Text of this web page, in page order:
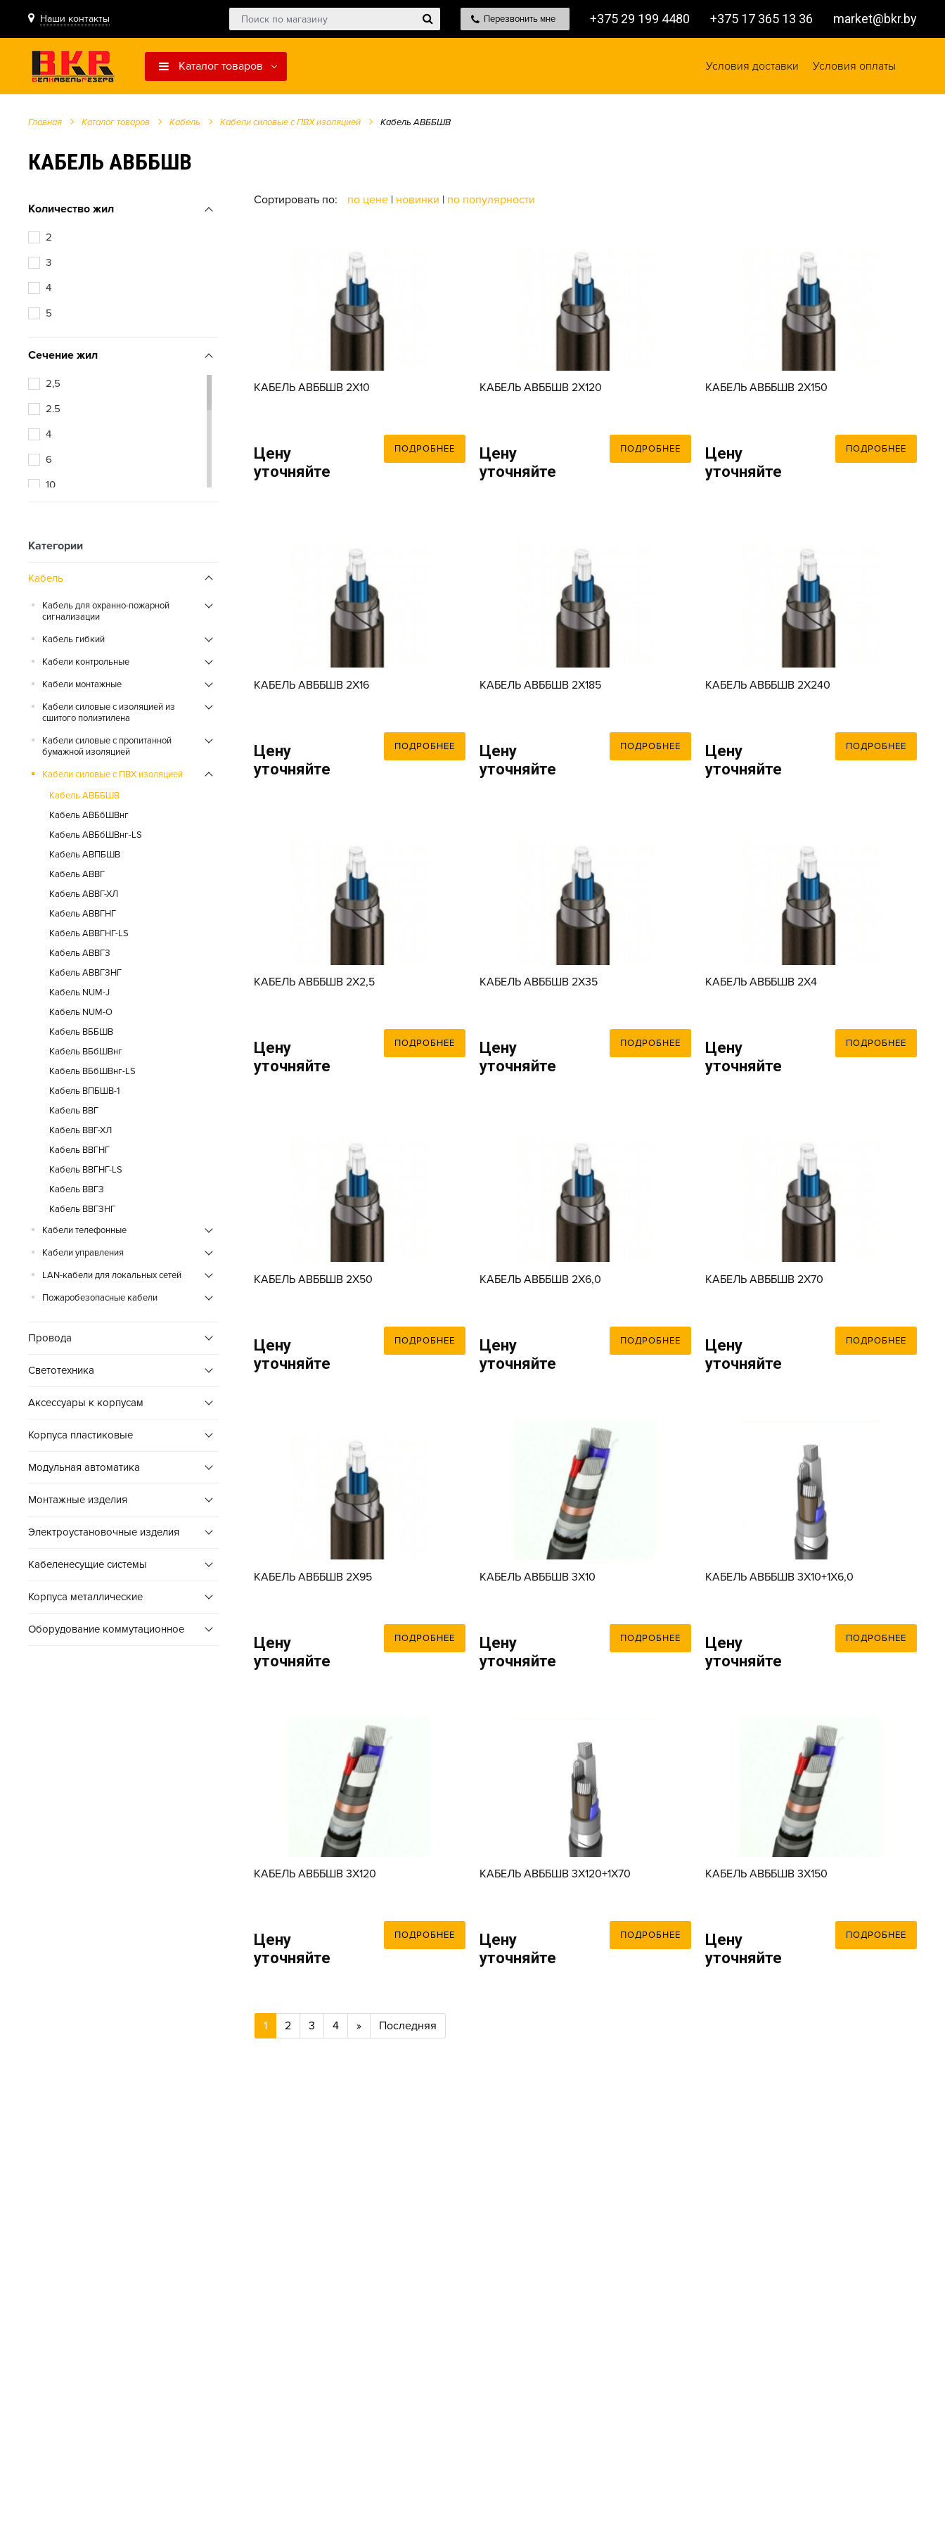
Наши контакты Перезвонить мне +375 29 199 4480 +375 17 365 13 36 market@bkr.by
Условия доставки Условия оплаты
Каталог товаров
Главная Каталог товаров Кабель Кабели силовые с ПВХ изоляцией Кабель АВББШВ
КАБЕЛЬ АВББШВ
Количество жил
2
3
4
5
Сечение жил
2,5
2.5
4
6
10
50
70
95
120
150
185
240
Категории
Кабель
Кабель для охранно-пожарной
сигнализации
Кабель гибкий
Кабели контрольные
Кабели монтажные
Кабели силовые с изоляцией из
сшитого полиэтилена
Кабели силовые с пропитанной
бумажной изоляцией
Кабели силовые с ПВХ изоляцией
Кабель АВББШВ
Кабель AВБбШВнг
Кабель AВБбШВнг-LS
Кабель АВПБШВ
Кабель АВВГ
Кабель АВВГ-ХЛ
Кабель АВВГНГ
Кабель АВВГНГ-LS
Кабель АВВГЗ
Кабель АВВГЗНГ
Кабель NUM-J
Кабель NUM-O
Кабель ВББШВ
Кабель ВБбШВнг
Кабель ВБбШВнг-LS
Кабель ВПБШВ-1
Кабель ВВГ
Кабель ВВГ-ХЛ
Кабель ВВГНГ
Кабель ВВГНГ-LS
Кабель ВВГЗ
Кабель ВВГЗНГ
Кабели телефонные
Кабели управления
LAN-кабели для локальных сетей
Пожаробезопасные кабели
Провода
Cветотехника
Аксессуары к корпусам
Корпуса пластиковые
Модульная автоматика
Монтажные изделия
Электроустановочные изделия
Кабеленесущие системы
Корпуса металлические
Оборудование коммутационное
Сортировать по: по цене | новинки | по популярности
КАБЕЛЬ АВББШВ 2X10
Цену
уточняйте
ПОДРОБНЕЕ
КАБЕЛЬ АВББШВ 2X120
Цену
уточняйте
ПОДРОБНЕЕ
КАБЕЛЬ АВББШВ 2X150
Цену
уточняйте
ПОДРОБНЕЕ
КАБЕЛЬ АВББШВ 2X16
Цену
уточняйте
ПОДРОБНЕЕ
КАБЕЛЬ АВББШВ 2X185
Цену
уточняйте
ПОДРОБНЕЕ
КАБЕЛЬ АВББШВ 2X240
Цену
уточняйте
ПОДРОБНЕЕ
КАБЕЛЬ АВББШВ 2X2,5
Цену
уточняйте
ПОДРОБНЕЕ
КАБЕЛЬ АВББШВ 2X35
Цену
уточняйте
ПОДРОБНЕЕ
КАБЕЛЬ АВББШВ 2X4
Цену
уточняйте
ПОДРОБНЕЕ
КАБЕЛЬ АВББШВ 2X50
Цену
уточняйте
ПОДРОБНЕЕ
КАБЕЛЬ АВББШВ 2X6,0
Цену
уточняйте
ПОДРОБНЕЕ
КАБЕЛЬ АВББШВ 2X70
Цену
уточняйте
ПОДРОБНЕЕ
КАБЕЛЬ АВББШВ 2X95
Цену
уточняйте
ПОДРОБНЕЕ
КАБЕЛЬ АВББШВ 3X10
Цену
уточняйте
ПОДРОБНЕЕ
КАБЕЛЬ АВББШВ 3X10+1X6,0
Цену
уточняйте
ПОДРОБНЕЕ
КАБЕЛЬ АВББШВ 3X120
Цену
уточняйте
ПОДРОБНЕЕ
КАБЕЛЬ АВББШВ 3X120+1X70
Цену
уточняйте
ПОДРОБНЕЕ
КАБЕЛЬ АВББШВ 3X150
Цену
уточняйте
ПОДРОБНЕЕ
1 2 3 4 » Последняя